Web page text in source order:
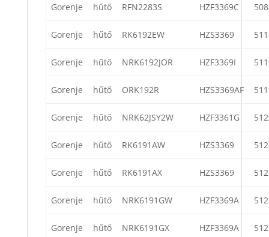
Gorenje hűtő RFN2283S HZF3369C
Gorenje hűtő RK6192EW HZS3369
Gorenje hűtő NRK6192JOR HZF3369I
Gorenje hűtő ORK192R HZS3369AF
Gorenje hűtő NRK62JSY2W HZF3361G
Gorenje hűtő RK6191AW HZS3369
Gorenje hűtő RK6191AX HZS3369
Gorenje hűtő NRK6191GW HZF3369A
Gorenje hűtő NRK6191GX HZF3369A